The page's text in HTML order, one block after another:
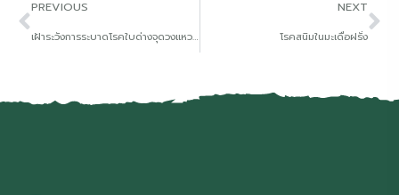
PREVIOUS
เฝ้าระวังการระบาดโรคใบด่างจุดวงแหวนในพริก
NEXT
โรคสนิมในมะเดื่อฝรั่ง